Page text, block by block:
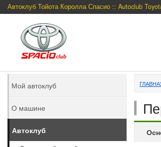
Автоклуб Тойота Королла Спасио :: Autoclub
Мой автоклуб
О машине
Автоклуб